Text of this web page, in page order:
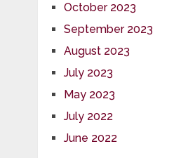
October 2023
September 2023
August 2023
July 2023
May 2023
July 2022
June 2022